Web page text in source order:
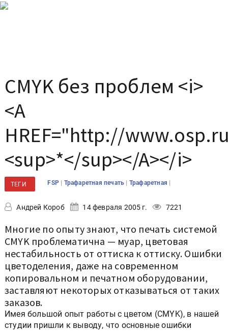
CMYK без проблем <i>
<A
HREF="http://
<sup>*</sup></A></i>
ТЕГИ FSP | Трафаретная печать | Трафаретная |
Андрей Короб 14 февраля 2005 г. 7221
Многие по опыту знают, что печать системой
CMYK проблематична — муар, цветовая
нестабильность от оттиска к оттиску. Ошибки
цветоделения, даже на современном
копировальном и печатном оборудовании,
заставляют некоторых отказываться от таких
заказов.
Имея большой опыт работы с цветом (CMYK), в нашей
студии пришли к выводу, что основные ошибки